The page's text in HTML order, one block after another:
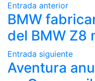
Entrada anterior
BMW
del BMW Z8
Entrada siguiente
Aventura